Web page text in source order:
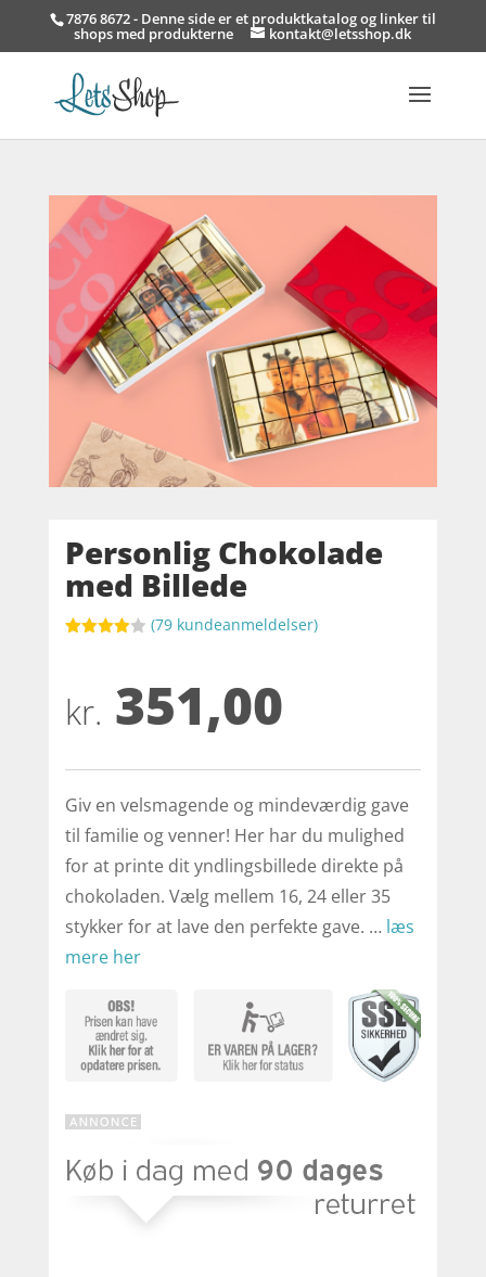
7876 8672 - Denne side er et produktkatalog og linker til
shops med produkterne kontakt@letsshop.dk
Personlig Chokolade
med Billede
baseret
på
kundebed
(79 kundeanmeldelser)
kr. 351,00
Giv en velsmagende og mindeværdig gave
til familie og venner! Her har du mulighed
for at printe dit yndlingsbillede direkte på
chokoladen. Vælg mellem 16, 24 eller 35
stykker for at lave den perfekte gave. … læs
mere her